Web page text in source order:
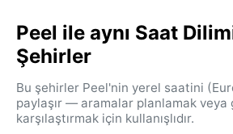
Peel ile aynı Saat
Şehirler
Bu şehirler Peel'nin yerel saatini
paylaşır — aramalar planlamak veya
karşılaştırmak için kullanışlıdır.